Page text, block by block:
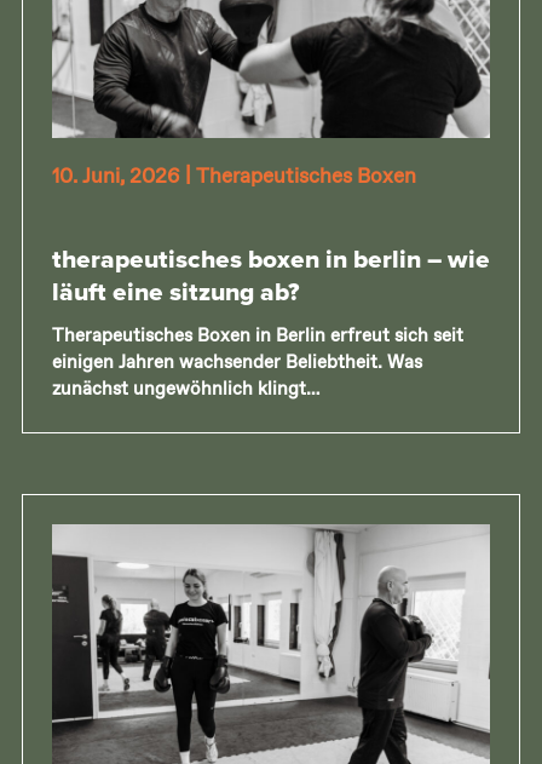
10. Juni, 2026 | Therapeutisches Boxen
therapeutisches boxen in berlin – wie
läuft eine sitzung ab?
Therapeutisches Boxen in Berlin erfreut sich seit
einigen Jahren wachsender Beliebtheit. Was
zunächst ungewöhnlich klingt…